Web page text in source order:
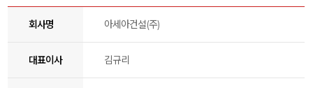
회사명 아세아건설(주)
대표이사 김규리